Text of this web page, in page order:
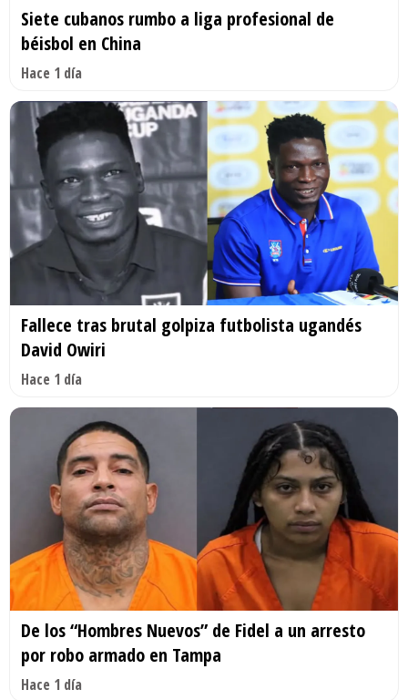
Siete cubanos rumbo a liga profesional de
béisbol en China
Hace 1 día
Fallece tras brutal golpiza futbolista ugandés
David Owiri
Hace 1 día
De los “Hombres Nuevos” de Fidel a un arresto
por robo armado en Tampa
Hace 1 día